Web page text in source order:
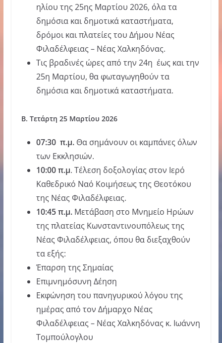
ηλίου της 25ης Μαρτίου 2026, όλα τα
δημόσια και δημοτικά καταστήματα,
δρόμοι και πλατείες του Δήμου Νέας
Φιλαδέλφειας – Νέας Χαλκηδόνας.
Τις βραδινές ώρες από την 24η έως και την
25η Μαρτίου, θα φωταγωγηθούν τα
δημόσια και δημοτικά καταστήματα.
Β. Τετάρτη 25Μαρτίου 2026
07:30 π.μ.Θα σημάνουν οι καμπάνες όλων
των Εκκλησιών.
10:00π.μ. Τέλεση δοξολογίας στον Ιερό
Καθεδρικό Ναό Κοιμήσεως της Θεοτόκου
της Νέας Φιλαδέλφειας.
10:45π.μ.Μετάβαση στο Μνημείο Ηρώων
της πλατείας Κωνσταντινουπόλεως της
Νέας Φιλαδέλφειας, όπου θα διεξαχθούν
τα εξής:
Έπαρση της Σημαίας
Επιμνημόσυνη Δέηση
Εκφώνηση του πανηγυρικού λόγου της
ημέρας από τον Δήμαρχο Νέας
Φιλαδέλφειας – Νέας Χαλκηδόνας κ. Ιωάννη
Τομπούλογλου